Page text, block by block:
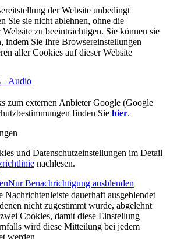
– Audio
der Website unbedingt
Sie sie nicht ablehnen, ohne die
zu beeinträchtigen. Sie können sie
indem Sie Ihre Browsereinstellungen
aller Cookies auf dieser Website
zum externen Anbieter Google (Google
finden Sie hier.
und Datenschutzeinstellungen im Detail
nachlesen.
Nur Benachrichtigung ausblenden
dauerhaft ausgeblendet
nicht zugestimmt wurde, abgelehnt
Cookies, damit diese Einstellung
wird diese Mitteilung bei jedem
werden.